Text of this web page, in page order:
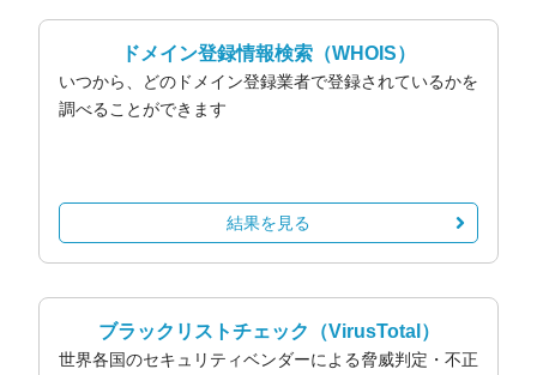
ドメイン登録情報検索 （WHOIS）
いつから、どのドメイン登録業者で登録されているかを
調べることができます
結果を見る
ブラックリストチェック （VirusTotal）
世界各国のセキュリティベンダーによる脅威判定・不正